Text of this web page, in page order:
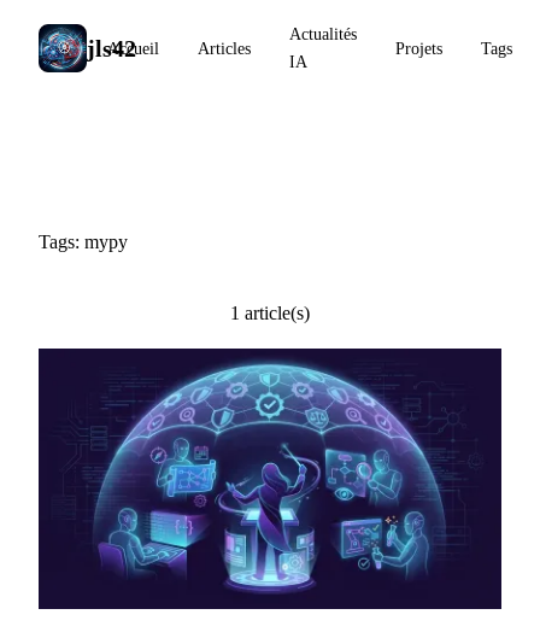
jls42
Accueil Articles
Actualités
IA
Projets Tags
Tags: mypy
1 article(s)